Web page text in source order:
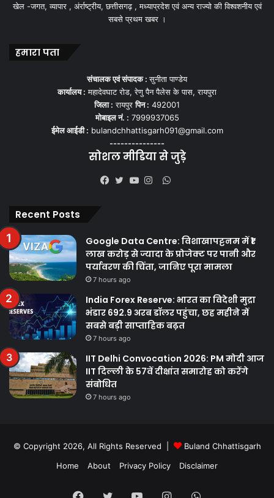
खेल -जगत, व्यापार , अंर्राष्ट्रीय, छत्तीसगढ़ , मध्याप्रदेश एवं अन्य राज्यो की विश्वशनीय एवं
सबसे प्रथम खबर ।
हमारा पता
संचालक एवं संपादक :सुनीता पाण्डेय
कार्यालय : महादेवघाट रोड, रेणु पैन पैलेस के पास, रायपुरा
जिला : रायपुरपिन : 492001
मोबाइल नं. : 7999937065
ईमेल आईडी : bulandchhattisgarh091@gmail.com
---------------
सोशल मीडिया से जुड़े
WhatsApp
Recent Posts
Google Data Centre: विशाखापट्टनम में ₹1
लाख करोड़ से ज्यादा के प्रोजेक्ट पर पानी और
पर्यावरण की चिंता, जानिए पूरा मामला
7 hours ago
India Forex Reserve: भारत का विदेशी मुद्रा
भंडार 692.9 अरब डॉलर पहुंचा, छह महीने में
सबसे बड़ी साप्ताहिक बढ़त
7 hours ago
IIT Delhi Convocation 2026: PM मोदी आज
IIT दिल्ली के 57वें दीक्षांत समारोह को करेंगे
संबोधित
7 hours ago
© Copyright 2026, All Rights Reserved |
Buland Chhattisgarh
Home
About Privacy Policy Disclaimer